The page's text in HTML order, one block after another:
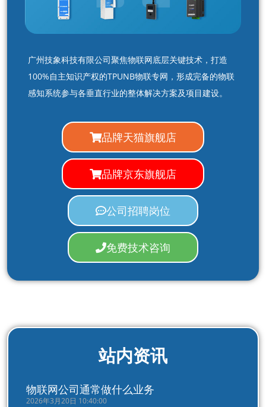
广州技象科技有限公司聚焦物联网底层关键技术，打造
100%自主知识产权的TPUNB物联专网，形成完备的物联
感知系统参与各垂直行业的整体解决方案及项目建设。
品牌天猫旗舰店
品牌京东旗舰店
公司招聘岗位
免费技术咨询
站内资讯
物联网公司通常做什么业务
2026年3月20日 10:40:00